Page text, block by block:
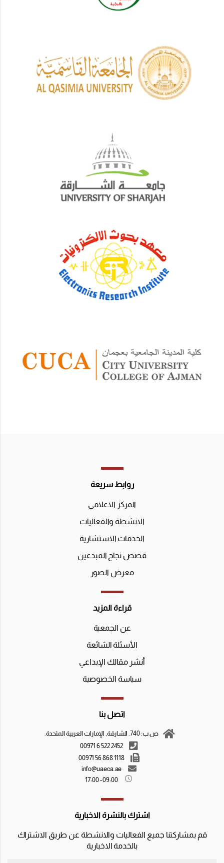
روابط سريعة
المركز الاعلامي
الانشطة والفعاليات
الخدمات الاستشارية
قصص نجاح المبدعين
معرض الصور
قراءة المزيد
عن الجمعية
الأسئلة الشائعة
أنشر مقالك الإبداعي
سياسة الخصوصية
اتصل بنا
ص.ب: 740. الشارقة, الإمارات العربية المتحدة.
2452 522 6 00971
1118 868 56 00971
info@uaeca.ae
09:00 - 17:00
اشترك بالنشرة الاخبارية
قم بمشاركتنا جميع الفعاليات والانشطة عن طريق الاشتراك
بالخدمة الاخبارية